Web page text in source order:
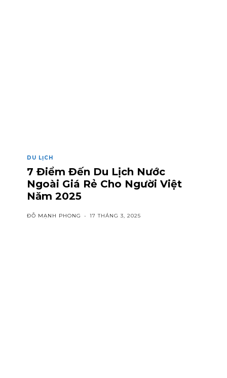
DU LỊCH
7 Điểm Đến Du Lịch Nước
Ngoài Giá Rẻ Cho Người Việt
Năm 2025
ĐỖ MẠNH PHONG - 17 THÁNG 3, 2025